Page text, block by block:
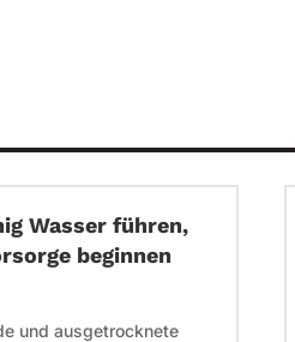
Wasser führen,
beginnen
und ausgetrocknete